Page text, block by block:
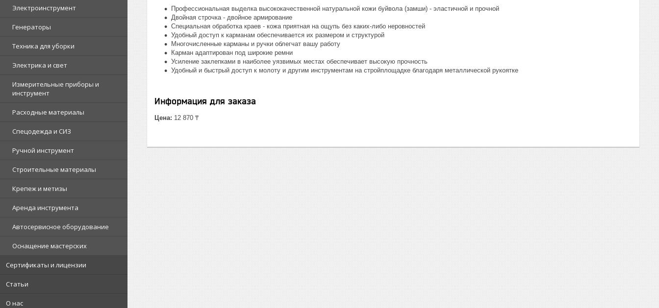
Электроинструмент
Генераторы
Техника для уборки
Электрика и свет
Измерительные приборы и
инструмент
Расходные материалы
Спецодежда и СИЗ
Ручной инструмент
Строительные материалы
Крепеж и метизы
Аренда инструмента
Автосервисное оборудование
Оснащение мастерских
Сертификаты и лицензии
Статьи
О нас
Профессиональная выделка высококачественной натуральной кожи буйвола (замши) - эластичной и прочной
Двойная строчка - двойное армирование
Специальная обработка краев - кожа приятная на ощупь без каких-либо неровностей
Удобный доступ к карманам обеспечивается их размером и структурой
Многочисленные карманы и ручки облегчат вашу работу
Карман адаптирован под широкие ремни
Усиление заклепками в наиболее уязвимых местах обеспечивает высокую прочность
Удобный и быстрый доступ к молоту и другим инструментам на стройплощадке благодаря металлической рукоятке
Информация для заказа
Цена: 12 870 ₸